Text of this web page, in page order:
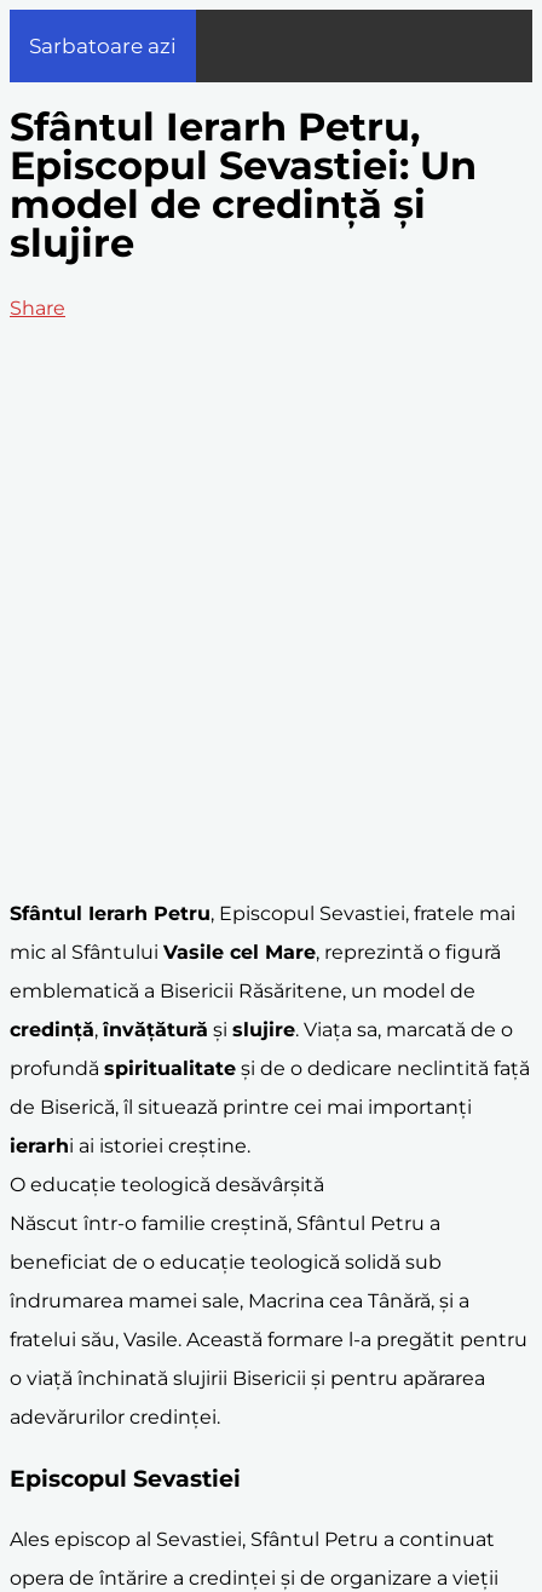
Sarbatoare azi
Sfântul Ierarh Petru,
Episcopul Sevastiei: Un
model de credință și
slujire
Share
Sfântul Ierarh Petru, Episcopul Sevastiei, fratele mai
mic al Sfântului Vasile cel Mare, reprezintă o figură
emblematică a Bisericii Răsăritene, un model de
credință, învățătură și slujire. Viața sa, marcată de o
profundă spiritualitate și de o dedicare neclintită față
de Biserică, îl situează printre cei mai importanți
ierarhi ai istoriei creștine.
O educație teologică desăvârșită
Născut într-o familie creștină, Sfântul Petru a
beneficiat de o educație teologică solidă sub
îndrumarea mamei sale, Macrina cea Tânără, și a
fratelui său, Vasile. Această formare l-a pregătit pentru
o viață închinată slujirii Bisericii și pentru apărarea
adevărurilor credinței.
Episcopul Sevastiei
Ales episcop al Sevastiei, Sfântul Petru a continuat
opera de întărire a credinței și de organizare a vieții